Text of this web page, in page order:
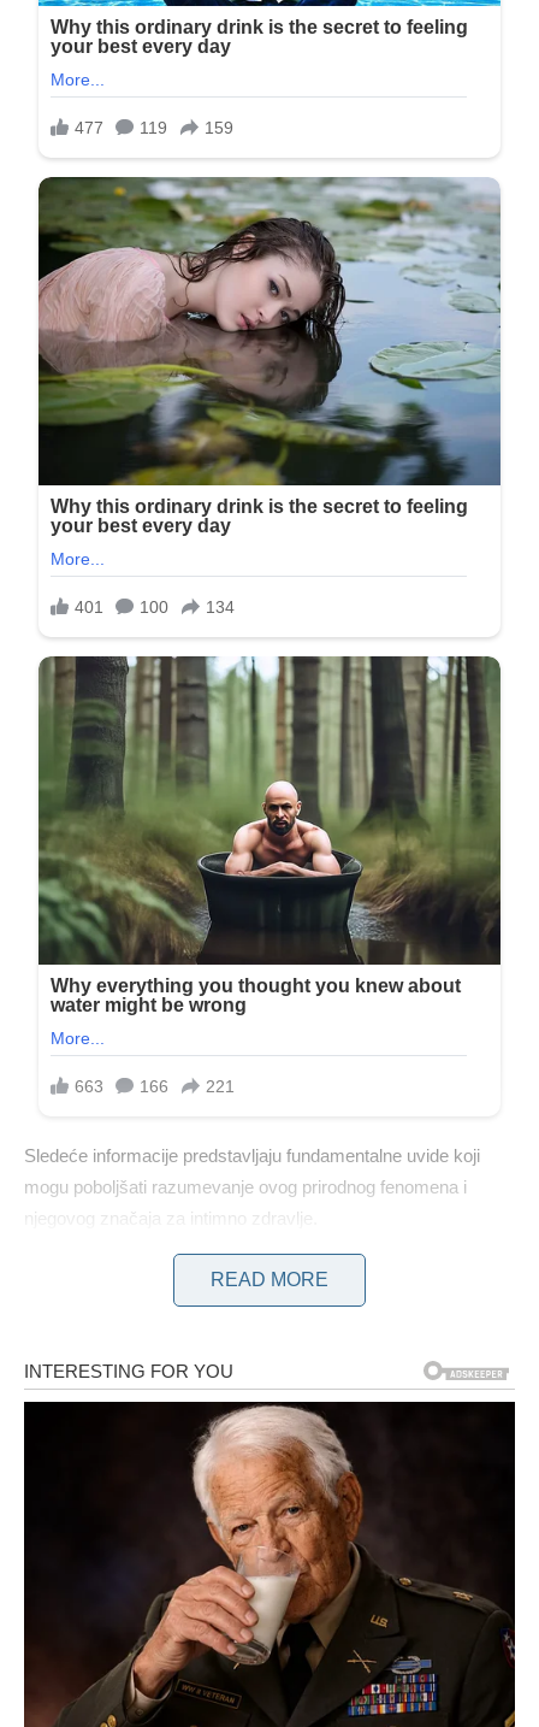
Sledeće informacije predstavljaju fundamentalne uvide koji
mogu poboljšati razumevanje ovog prirodnog fenomena i
njegovog značaja za intimno zdravlje.
📌 Kako se pojavljuje normalan vaginalni iscjedak?
Karakteristike zdravog, fiziološkog pražnjenja mogu varirati na
Tipično je da je:
Sekret može izgledati beličasto ili providno i imati blag,
neutralan miris. NJegova tekstura može varirati, biti
vodenasta, klizava ili malo lepljiva. Količina često varira,
obično se povećava tokom ovulacije ili pre menstruacije. Ove
varijacije su normalne biološke pojave i generalno ne
zahtevaju medicinsku pomoć.
🔍 Šta utiče na ove promene? Različiti faktori mogu uticati i na
izgled i na količinu pražnjenja:
READ MORE